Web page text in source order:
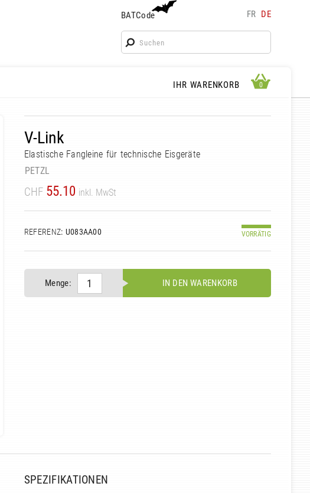
BATCode FR DE
BATCode
Geben Sie Ihren Namen ein und bestätigen
IHR WARENKORB 0 0
V-Link
Elastische Fangleine für technische Eisgeräte
PETZL
CHF 55.10 inkl. MwSt
REFERENZ: U083AA00 VORRÄTIG
Menge: IN DEN WARENKORB
SPEZIFIKATIONEN